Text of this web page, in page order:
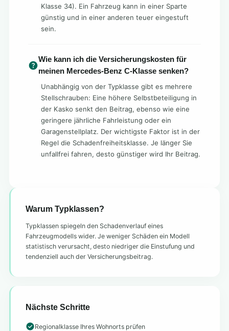
Klasse 34). Ein Fahrzeug kann in einer Sparte
günstig und in einer anderen teuer eingestuft
sein.
Wie kann ich die Versicherungskosten für
meinen Mercedes-Benz C-Klasse senken?
Unabhängig von der Typklasse gibt es mehrere
Stellschrauben: Eine höhere Selbstbeteiligung in
der Kasko senkt den Beitrag, ebenso wie eine
geringere jährliche Fahrleistung oder ein
Garagenstellplatz. Der wichtigste Faktor ist in der
Regel die Schadenfreiheitsklasse. Je länger Sie
unfallfrei fahren, desto günstiger wird Ihr Beitrag.
Warum Typklassen?
Typklassen spiegeln den Schadenverlauf eines
Fahrzeugmodells wider. Je weniger Schäden ein Modell
statistisch verursacht, desto niedriger die Einstufung und
tendenziell auch der Versicherungsbeitrag.
Nächste Schritte
Regionalklasse Ihres Wohnorts prüfen